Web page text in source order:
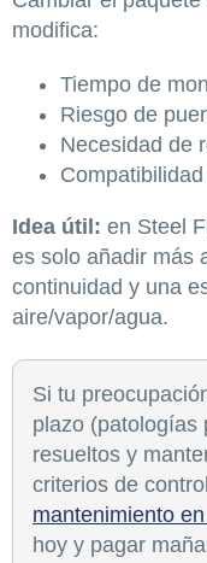
modifica:
Tiempo de
Riesgo de
Necesidad de
Idea útil: en Steel
es solo añadir más
continuidad y una
aire/vapor/agua.
Si tu
plazo (patologías
resueltos y
criterios de
mantenimiento
hoy y pagar